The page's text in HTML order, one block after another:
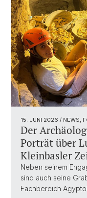
15. JUNI 2026 / NEWS,
Der
Porträt über
Kleinbasler
Neben seinem
sind auch seine
Fachbereich